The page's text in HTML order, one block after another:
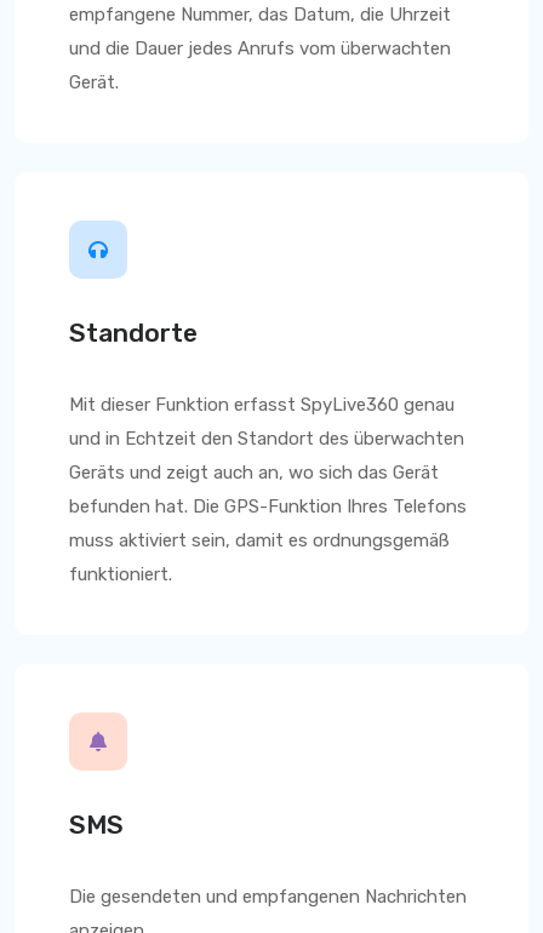
empfangene Nummer, das Datum, die Uhrzeit
und die Dauer jedes Anrufs vom überwachten
Gerät.
Standorte
Mit dieser Funktion erfasst SpyLive360 genau
und in Echtzeit den Standort des überwachten
Geräts und zeigt auch an, wo sich das Gerät
befunden hat. Die GPS-Funktion Ihres Telefons
muss aktiviert sein, damit es ordnungsgemäß
funktioniert.
SMS
Die gesendeten und empfangenen Nachrichten